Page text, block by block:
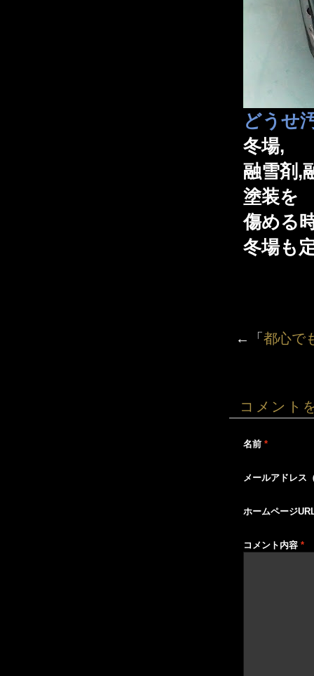
どうせ
冬場,
融雪剤,
塗装を
傷める
冬場も
←「 都心で
コメント
名前 *
メールアドレス
ホームページ
コメント内容 *